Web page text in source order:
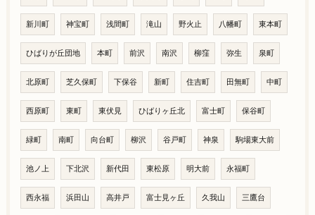
新川町 神宝町 浅間町 滝山 野火止 八幡町 東本町
ひばりが丘団地 本町 前沢 南沢 柳窪 弥生 泉町
北原町 芝久保町 下保谷 新町 住吉町 田無町 中町
西原町 東町 東伏見 ひばりヶ丘北 富士町 保谷町
緑町 南町 向台町 柳沢 谷戸町 神泉 駒場東大前
池ノ上 下北沢 新代田 東松原 明大前 永福町
西永福 浜田山 高井戸 富士見ヶ丘 久我山 三鷹台